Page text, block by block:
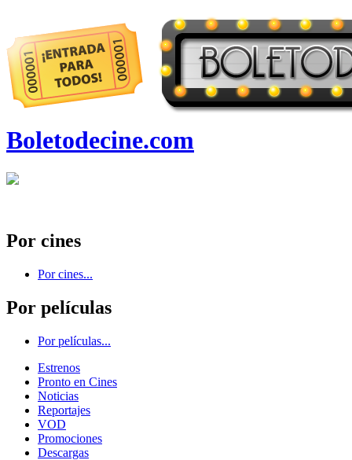
Boletodecine.com
Por cines
Por cines...
Por películas
Por películas...
Estrenos
Pronto en Cines
Noticias
Reportajes
VOD
Promociones
Descargas